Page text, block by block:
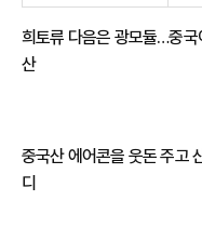
희토류 다음은 광모듈…중
산
중국산 에어콘을 웃돈 주고
디